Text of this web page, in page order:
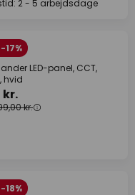
2 - 5 arbejdsdage
LED-panel, CCT,
hvid
kr.
kr.